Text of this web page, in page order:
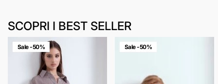
SCOPRI I BEST SELLER
Sale -50% Sale -50%